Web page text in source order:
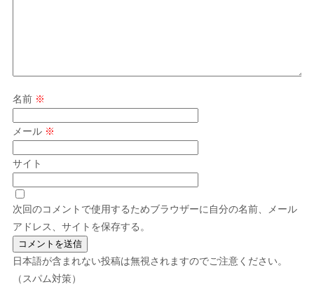
名前 ※
メール ※
サイト
次回のコメントで使用するためブラウザーに自分の名前、メール
アドレス、サイトを保存する。
日本語が含まれない投稿は無視されますのでご注意ください。
（スパム対策）